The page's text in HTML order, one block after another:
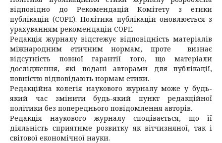
відповідно до Рекомендацій Комітету з етики
публікацій (COPE). Політика публікацій оновлюється з
урахуванням рекомендацій COPE.
Редакція журналу відстежує відповідність матеріалів
міжнародним етичним нормам, проте визнає
відсутність повної гарантії того, що матеріали
дослідження, які подані авторами для публікації,
повністю відповідають нормам етики.
Редакційна колегія наукового журналу може у будь-
який час змінити будь-який пункт редакційної
політики без попереднього повідомлення авторів.
Редакція наукового журналу сподівається, що її
діяльність сприятиме розвитку як вітчизняної, так і
світової економічної науки.